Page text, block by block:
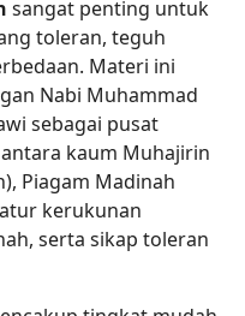
sangat penting untuk
toleran, teguh
Materi ini
Nabi Muhammad
sebagai pusat
kaum Muhajirin
Piagam Madinah
kerukunan
serta sikap toleran